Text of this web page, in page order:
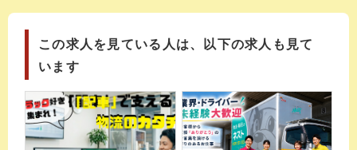
この求人を見ている人は、以下の求人も見て
います